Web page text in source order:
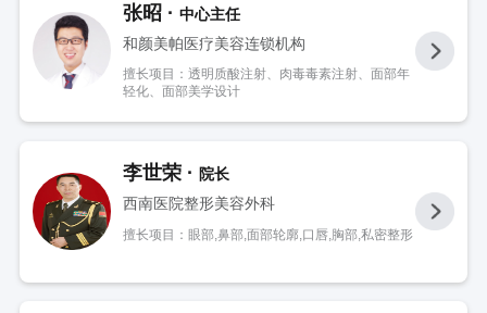
张昭 ·中心主任
和颜美帕医疗美容连锁机构
擅长项目：透明质酸注射、肉毒毒素注射、面部年
轻化、面部美学设计
李世荣 ·院长
西南医院整形美容外科
擅长项目：眼部,鼻部,面部轮廓,口唇,胸部,私密整形